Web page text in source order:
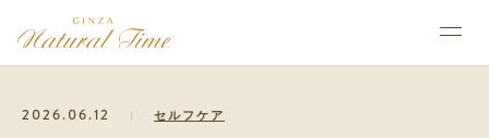
2026.06.12 セルフケア